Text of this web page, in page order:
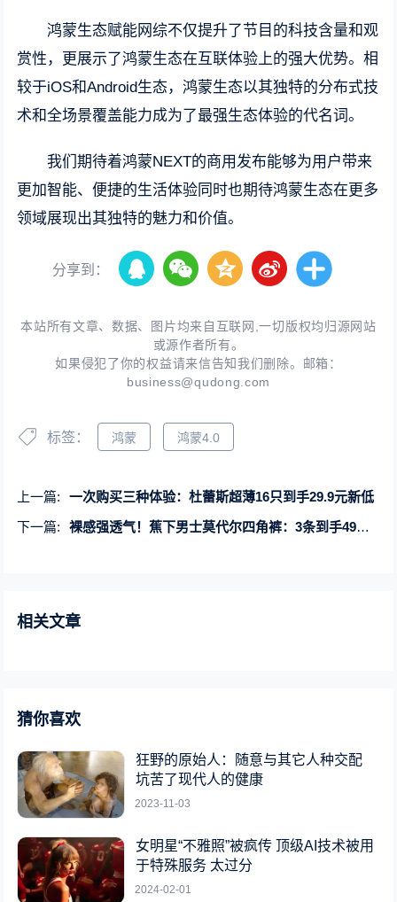
鸿蒙生态赋能网综不仅提升了节目的科技含量和观
赏性，更展示了鸿蒙生态在互联体验上的强大优势。相
较于iOS和Android生态，鸿蒙生态以其独特的分布式技
术和全场景覆盖能力成为了最强生态体验的代名词。
我们期待着鸿蒙NEXT的商用发布能够为用户带来
更加智能、便捷的生活体验同时也期待鸿蒙生态在更多
领域展现出其独特的魅力和价值。
分享到：
本站所有文章、数据、图片均来自互联网,一切版权均归源网站
或源作者所有。
如果侵犯了你的权益请来信告知我们删除。邮箱：
business@qudong.com
标签： 鸿蒙 鸿蒙4.0
上一篇:
一次购买三种体验：杜蕾斯超薄16只到手29.9元新低
下一篇:
裸感强透气！蕉下男士莫代尔四角裤：3条到手49元（日常89）
相关文章
猜你喜欢
狂野的原始人：随意与其它人种交配
坑苦了现代人的健康
2023-11-03
女明星“不雅照”被疯传 顶级AI技术被用
于特殊服务 太过分
2024-02-01